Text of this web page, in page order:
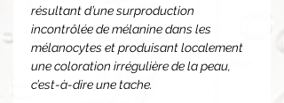
résultant d’une surproduction
incontrôlée de mélanine dans les
mélanocytes et produisant localement
une coloration irrégulière de la peau,
c’est-à-dire une tache.